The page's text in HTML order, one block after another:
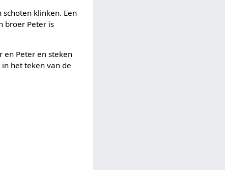
klinken. Een
broer Peter is
en Peter en steken
het teken van de